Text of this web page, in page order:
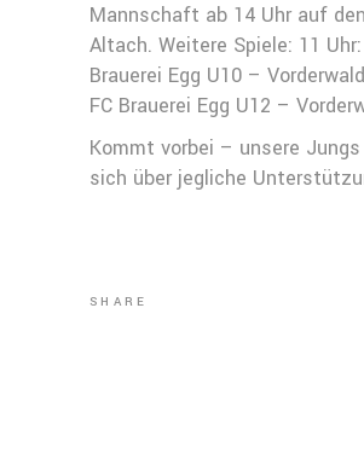
Mannschaft ab 14 Uhr auf
Altach. Weitere Spiele: 11
Brauerei Egg U10 –
FC Brauerei Egg U12 –
Kommt vorbei – unsere
sich über jegliche
SHARE